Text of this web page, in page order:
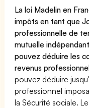
La loi Madelin en
impôts en tant que
professionnelle de
mutuelle
pouvez déduire les
revenus
pouvez déduire
professionnel
la Sécurité sociale.